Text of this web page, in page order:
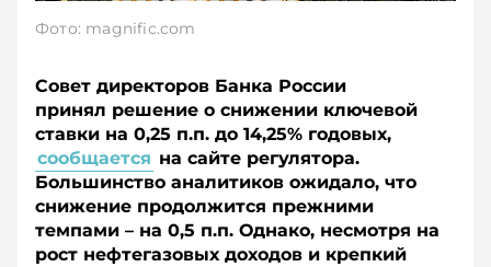
Фото: magnific.com
Совет директоров Банка России
принял решение о снижении ключевой
ставки на 0,25 п.п. до 14,25% годовых,
сообщается на сайте регулятора.
Большинство аналитиков ожидало, что
снижение продолжится прежними
темпами – на 0,5 п.п. Однако, несмотря на
рост нефтегазовых доходов и крепкий